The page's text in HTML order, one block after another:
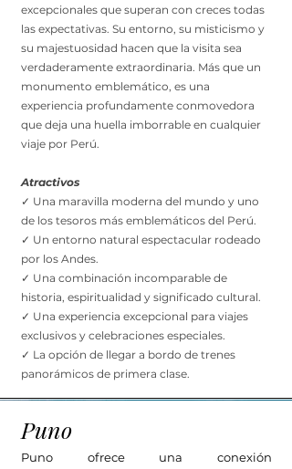
excepcionales que superan con creces todas
las expectativas. Su entorno, su misticismo y
su majestuosidad hacen que la visita sea
verdaderamente extraordinaria. Más que un
monumento emblemático, es una
experiencia profundamente conmovedora
que deja una huella imborrable en cualquier
viaje por Perú.
Atractivos
✓ Una maravilla moderna del mundo y uno
de los tesoros más emblemáticos del Perú.
✓ Un entorno natural espectacular rodeado
por los Andes.
✓ Una combinación incomparable de
historia, espiritualidad y significado cultural.
✓ Una experiencia excepcional para viajes
exclusivos y celebraciones especiales.
✓ La opción de llegar a bordo de trenes
panorámicos de primera clase.
Puno
Puno ofrece una conexión